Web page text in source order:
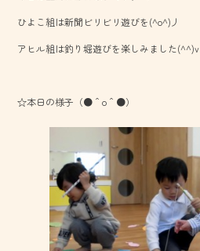
ひよこ組は新聞ビリビリ遊びを(^o^)丿
アヒル組は釣り堀遊びを楽しみました(^^)v
☆本日の様子（●＾o＾●）